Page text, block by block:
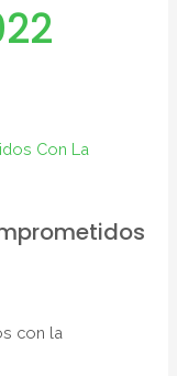
con la